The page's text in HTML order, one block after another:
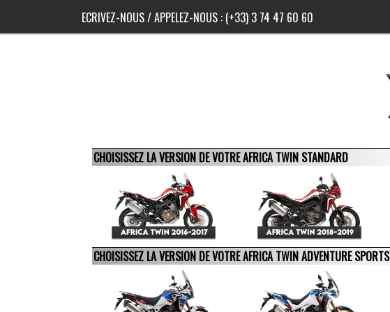
ECRIVEZ-NOUS/ APPELEZ-NOUS : (+33) 3 74 47 60 60
CHOISISSEZ LA VERSION DE VOTRE AFRICA TWIN STANDARD
CHOISISSEZ LA VERSION DE VOTRE AFRICA TWIN ADVENTURE SPORTS